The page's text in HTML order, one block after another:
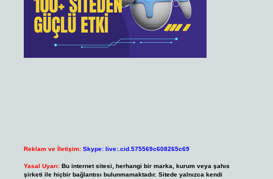
Reklam ve İletişim: Skype: live:.cid.575569c608265c69
Yasal Uyarı: Bu internet sitesi, herhangi bir marka, kurum veya şahıs
şirketi ile hiçbir bağlantısı bulunmamaktadır. Sitede yalnızca kendi